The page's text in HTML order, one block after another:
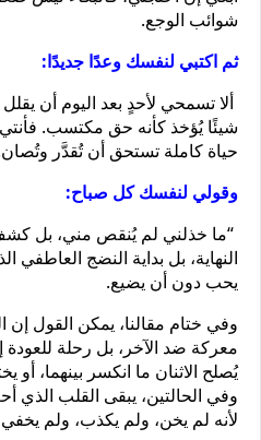
شوائب الوجع.
ثم اكتبي لنفسك وعدًا جديدًا:
حياة كاملة تستحق أن تُقدَّر
وقولي لنفسك كل صباح:
يحب دون أن يضيع.
لأنه لم يخن، ولم يكذب، ولم